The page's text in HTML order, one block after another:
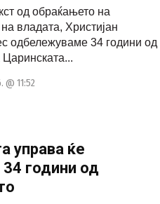
од обраќањето на
владата, Христијан
одбележуваме 34 години од
@ 11:52
управа ќе
години од